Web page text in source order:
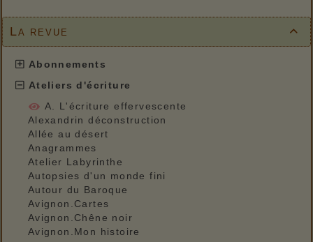

La revue
Abonnements
Ateliers d'écriture
A. L'écriture effervescente
Alexandrin déconstruction
Allée au désert
Anagrammes
Atelier Labyrinthe
Autopsies d'un monde fini
Autour du Baroque
Avignon.Cartes
Avignon.Chêne noir
Avignon.Mon histoire